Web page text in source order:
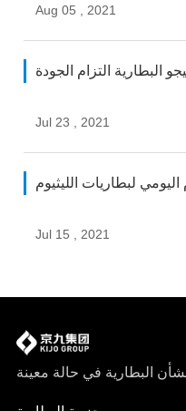
Aug 05 , 2021
البطارية التزام الجودة
Jul 23 , 2021
لبطاريات الليثيوم
Jul 15 , 2021